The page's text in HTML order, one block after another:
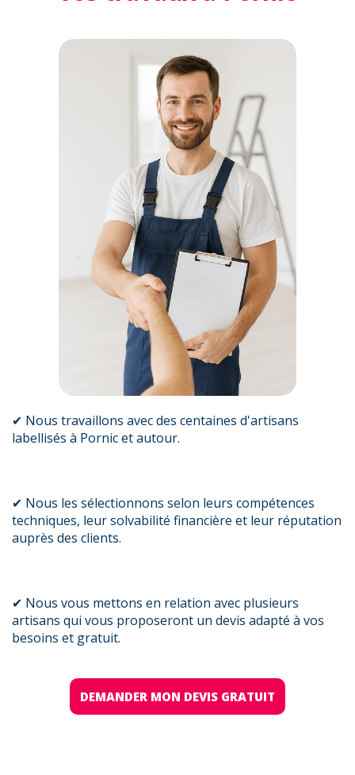
✔ Nous travaillons avec des centaines d'artisans
labellisés à Pornic et autour.
✔ Nous les sélectionnons selon leurs compétences
techniques, leur solvabilité financière et leur réputation
auprès des clients.
✔ Nous vous mettons en relation avec plusieurs
artisans qui vous proposeront un devis adapté à vos
besoins et gratuit.
DEMANDER MON DEVIS GRATUIT